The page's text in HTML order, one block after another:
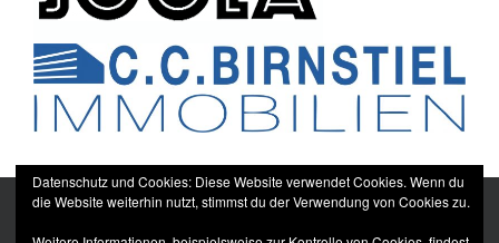
Datenschutz und Cookies: Diese Website verwendet Cookies. Wenn du
die Website weiterhin nutzt, stimmst du der Verwendung von Cookies zu.